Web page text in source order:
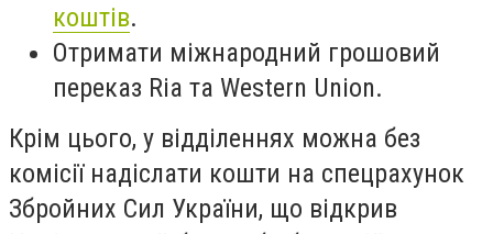
коштів.
Отримати міжнародний грошовий
переказ Ria та Western Union.
Крім цього, у відділеннях можна без
комісії надіслати кошти на спецрахунок
Збройних Сил України, що відкрив